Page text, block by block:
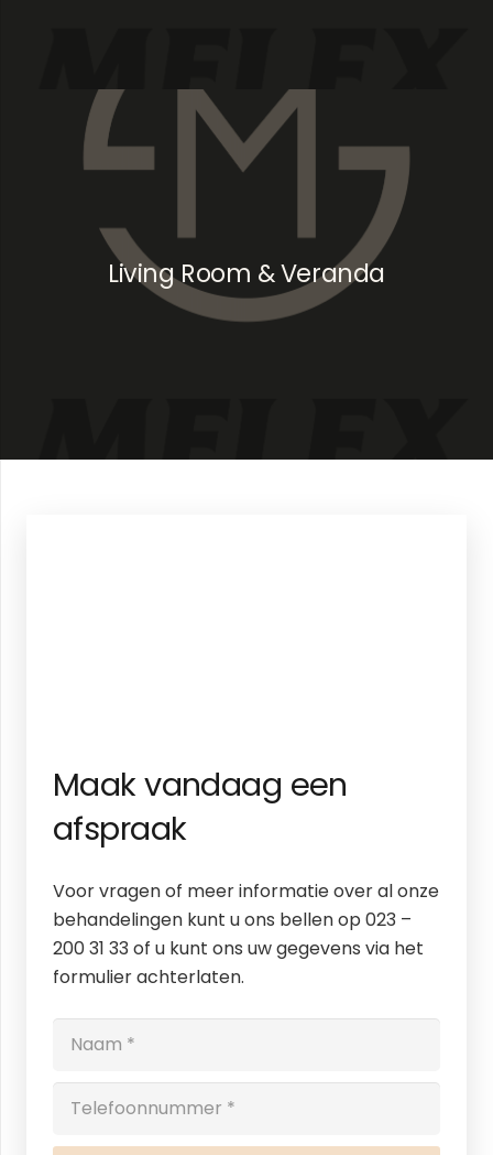
Living Room & Veranda
Maak vandaag een
afspraak
Voor vragen of meer informatie over al onze
behandelingen kunt u ons bellen op 023 –
200 31 33 of u kunt ons uw gegevens via het
formulier achterlaten.